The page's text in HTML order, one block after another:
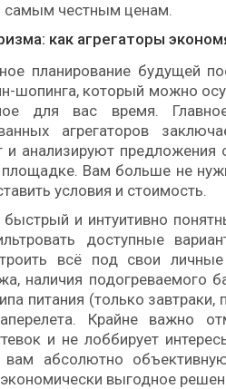
самым честным ценам.
как агрегаторы
планирование будущей
шопинга, который можно
для вас время.
агрегаторов
и анализируют
Вам больше не
условия и стоимость.
и интуитивно
доступные
всё под свои
наличия подогреваемого
питания (только
Крайне важно
и не лоббирует
вам абсолютно
выгодное